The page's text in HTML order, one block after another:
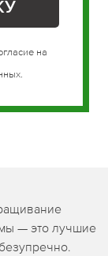
на
— это лучшие